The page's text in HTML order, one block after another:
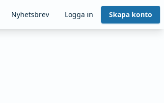
Nyhetsbrev Logga in Skapa konto